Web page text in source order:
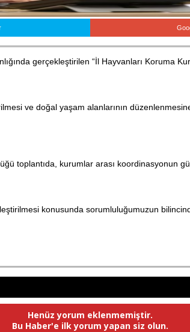
gerçekleştirilen “İl Hayvanları Koruma
ve doğal yaşam alanlarının
toplantıda, kurumlar arası koordinasyonun
konusunda sorumluluğumuzun
Henüz yorum eklenmemiştir.
Bu Haber'e ilk yorum yapan siz olun.